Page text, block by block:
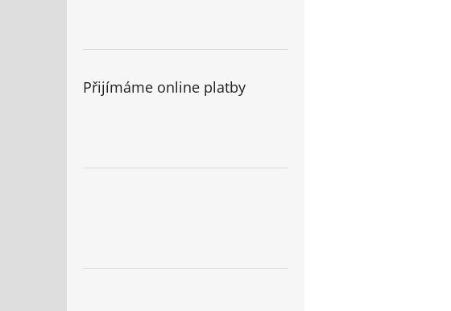
Přijímáme online platby